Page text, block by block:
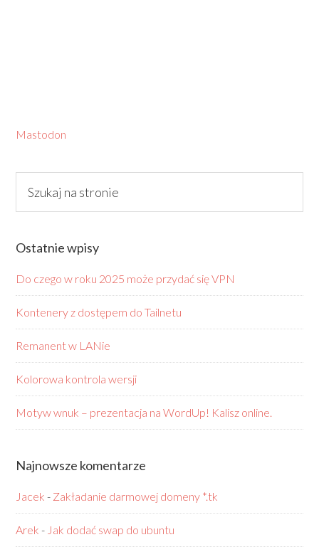
Mastodon
Ostatnie wpisy
Do czego w roku 2025 może przydać się VPN
Kontenery z dostępem do Tailnetu
Remanent w LANie
Kolorowa kontrola wersji
Motyw wnuk – prezentacja na WordUp! Kalisz online.
Najnowsze komentarze
Jacek - Zakładanie darmowej domeny *.tk
Arek - Jak dodać swap do ubuntu